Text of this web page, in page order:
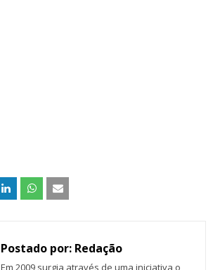
Postado por: Redação